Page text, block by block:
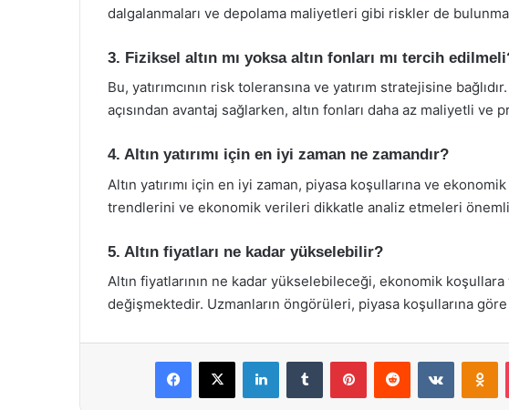
dalgalanmaları ve depolama maliyetleri gibi riskler de
3. Fiziksel altın mı yoksa altın fonları mı tercih
Bu, yatırımcının risk toleransına ve yatırım stratejisine
açısından avantaj sağlarken, altın fonları daha az maliyetli ve
4. Altın yatırımı için en iyi zaman ne zamandır?
Altın yatırımı için en iyi zaman, piyasa koşullarına ve ekonomik
trendlerini ve ekonomik verileri dikkatle analiz etmeleri
5. Altın fiyatları ne kadar yükselebilir?
Altın fiyatlarının ne kadar yükselebileceği, ekonomik
değişmektedir. Uzmanların öngörüleri, piyasa koşullarına
Facebook
X LinkedInTumblr PinterestReddit